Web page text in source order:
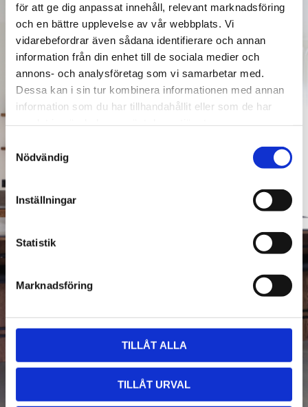
för att ge dig anpassat innehåll, relevant marknadsföring
och en bättre upplevelse av vår webbplats. Vi
vidarebefordrar även sådana identifierare och annan
information från din enhet till de sociala medier och
annons- och analysföretag som vi samarbetar med.
Dessa kan i sin tur kombinera informationen med annan
information som du har tillhandahållit eller som de har
Nödvändig
Inställningar
Statistik
Marknadsföring
TILLÅT ALLA
TILLÅT URVAL